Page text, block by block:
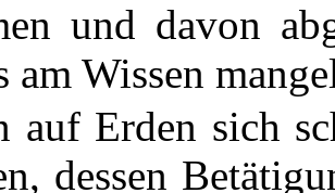
und davon
am Wissen
auf Erden sich
dessen